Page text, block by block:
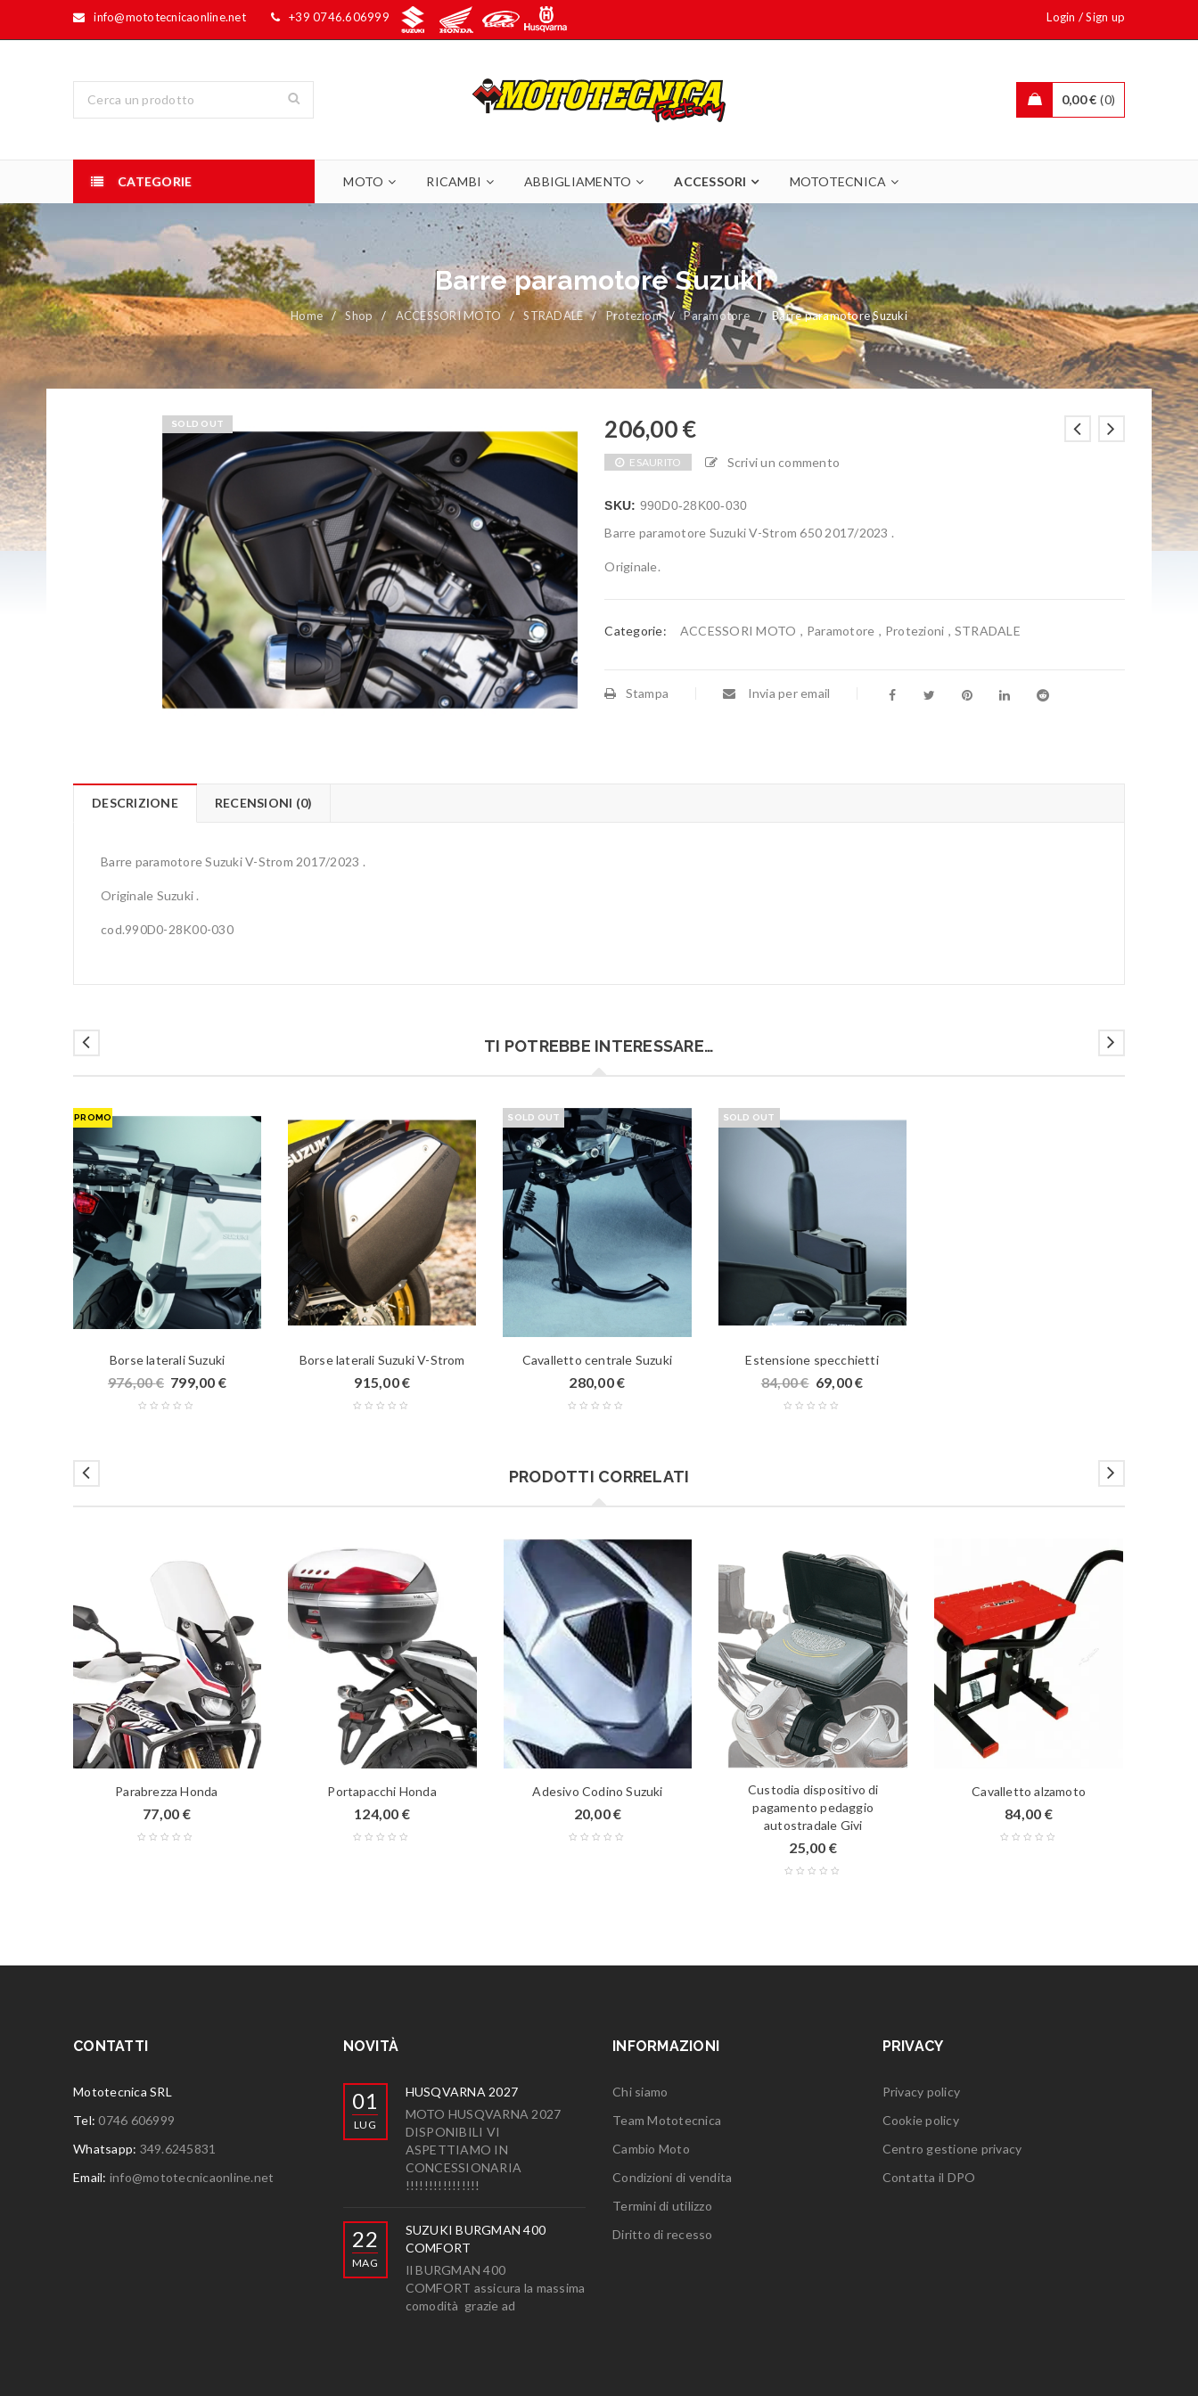
info@mototecnicaonline.net +39 0746.606999 Login /Sign up
0,00€ 0
CATEGORIE MOTO RICAMBI ABBIGLIAMENTO ACCESSORI MOTOTECNICA
Barre paramotore Suzuki
Home / Shop / ACCESSORI MOTO / STRADALE / Protezioni / Paramotore / Barre paramotore Suzuki
SOLD OUT 206,00€
ESAURITO Scrivi un commento
SKU: 990D0-28K00-030
Barre paramotore Suzuki V-Strom 650 2017/2023 .
Originale.
Categorie: ACCESSORI MOTO , Paramotore , Protezioni , STRADALE
Stampa Invia per email
DESCRIZIONE RECENSIONI (0)
Barre paramotore Suzuki V-Strom 2017/2023 .
Originale Suzuki .
cod.990D0-28K00-030
TI POTREBBE INTERESSARE…
PROMO
Borse laterali Suzuki
976,00€ 799,00 €
Borse laterali Suzuki V-Strom
915,00€
SOLD OUT
Cavalletto centrale Suzuki
280,00€
SOLD OUT
Estensione specchietti
84,00€ 69,00€
PRODOTTI CORRELATI
Parabrezza Honda
77,00 €
Portapacchi Honda
124,00 €
Adesivo Codino Suzuki
20,00€
Custodia dispositivo di
pagamento pedaggio
autostradale Givi
25,00 €
Cavalletto alzamoto
84,00 €
CONTATTI
Mototecnica SRL
Tel:0746 606999
Whatsapp: 349.6245831
Email: info@mototecnicaonline.net
NOVITÀ
01
LUG
HUSQVARNA 2027
MOTO HUSQVARNA 2027
DISPONIBILI VI
ASPETTIAMO IN
CONCESSIONARIA
!!!!!!!!!!!!!!!!
22
MAG
SUZUKI BURGMAN 400
COMFORT
Il BURGMAN 400
COMFORT assicura la massima
comodità grazie ad
INFORMAZIONI
Chi siamo
Team Mototecnica
Cambio Moto
Condizioni di vendita
Termini di utilizzo
Diritto di recesso
PRIVACY
Privacy policy
Cookie policy
Centro gestione privacy
Contatta il DPO